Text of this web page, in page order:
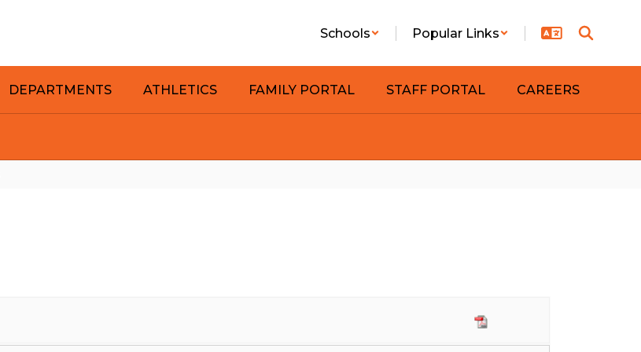
Schools Popular Links
DEPARTMENTS ATHLETICS FAMILY PORTAL STAFF PORTAL CAREERS